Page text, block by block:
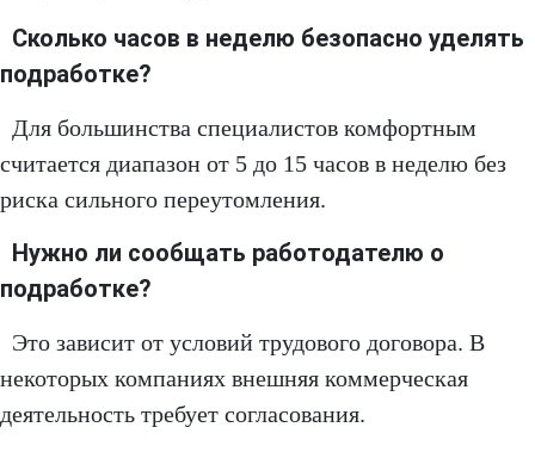
Сколько часов в неделю безопасно уделять
подработке?
Для большинства специалистов комфортным
считается диапазон от 5 до 15 часов в неделю без
риска сильного переутомления.
Нужно ли сообщать работодателю о
подработке?
Это зависит от условий трудового договора. В
некоторых компаниях внешняя коммерческая
деятельность требует согласования.